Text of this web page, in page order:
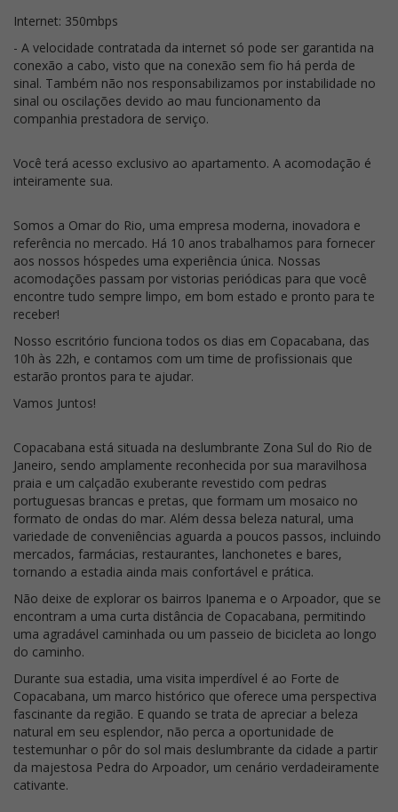
Internet: 350mbps
- A velocidade contratada da internet só pode ser garantida na
conexão a cabo, visto que na conexão sem fio há perda de
sinal. Também não nos responsabilizamos por instabilidade no
sinal ou oscilações devido ao mau funcionamento da
companhia prestadora de serviço.
Você terá acesso exclusivo ao apartamento. A acomodação é
inteiramente sua.
Somos a Omar do Rio, uma empresa moderna, inovadora e
referência no mercado. Há 10 anos trabalhamos para fornecer
aos nossos hóspedes uma experiência única. Nossas
acomodações passam por vistorias periódicas para que você
encontre tudo sempre limpo, em bom estado e pronto para te
receber!
Nosso escritório funciona todos os dias em Copacabana, das
10h às 22h, e contamos com um time de profissionais que
estarão prontos para te ajudar.
Vamos Juntos!
Copacabana está situada na deslumbrante Zona Sul do Rio de
Janeiro, sendo amplamente reconhecida por sua maravilhosa
praia e um calçadão exuberante revestido com pedras
portuguesas brancas e pretas, que formam um mosaico no
formato de ondas do mar. Além dessa beleza natural, uma
variedade de conveniências aguarda a poucos passos, incluindo
mercados, farmácias, restaurantes, lanchonetes e bares,
tornando a estadia ainda mais confortável e prática.
Não deixe de explorar os bairros Ipanema e o Arpoador, que se
encontram a uma curta distância de Copacabana, permitindo
uma agradável caminhada ou um passeio de bicicleta ao longo
do caminho.
Durante sua estadia, uma visita imperdível é ao Forte de
Copacabana, um marco histórico que oferece uma perspectiva
fascinante da região. E quando se trata de apreciar a beleza
natural em seu esplendor, não perca a oportunidade de
testemunhar o pôr do sol mais deslumbrante da cidade a partir
da majestosa Pedra do Arpoador, um cenário verdadeiramente
cativante.